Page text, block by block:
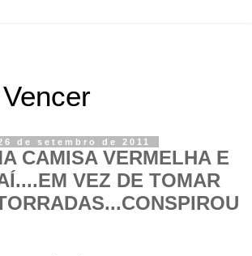
de setembro de 2011
CAMISA VERMELHA E
VEZ DE TOMAR